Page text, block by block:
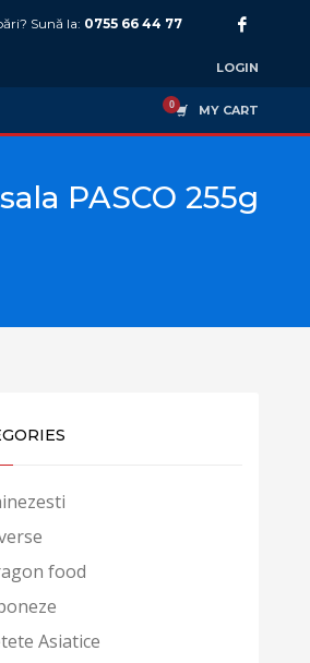
Sună la: 0755 66 44 77
LOGIN
MY CART
PASCO 255g
food
Asiatice